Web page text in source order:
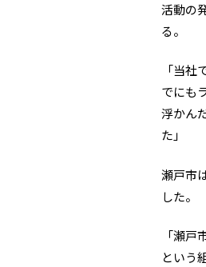
活動の
る。
「当
でにも
浮かん
た」
瀬戸市
した。
「瀬
という